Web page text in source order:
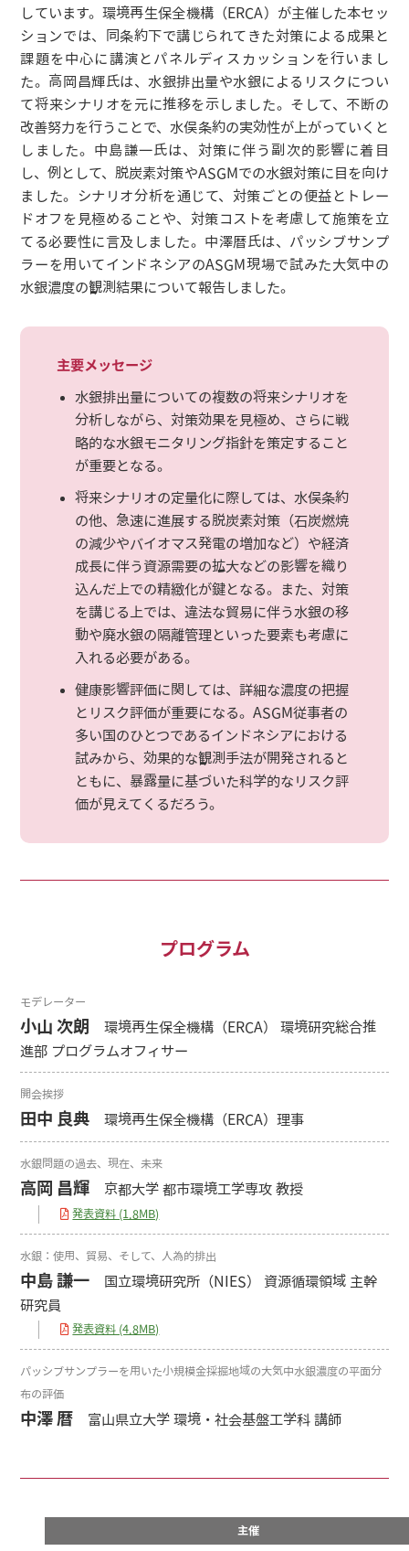
しています。環境再生保全機構（ERCA）が主催した本セッ
ションでは、同条約下で講じられてきた対策による成果と
課題を中心に講演とパネルディスカッションを行いまし
た。高岡昌輝氏は、水銀排出量や水銀によるリスクについ
て将来シナリオを元に推移を示しました。そして、不断の
改善努力を行うことで、水俣条約の実効性が上がっていくと
しました。中島謙一氏は、対策に伴う副次的影響に着目
し、例として、脱炭素対策やASGMでの水銀対策に目を向け
ました。シナリオ分析を通じて、対策ごとの便益とトレー
ドオフを見極めることや、対策コストを考慮して施策を立
てる必要性に言及しました。中澤暦氏は、パッシブサンプ
ラーを用いてインドネシアのASGM現場で試みた大気中の
水銀濃度の観測結果について報告しました。
主要メッセージ
水銀排出量についての複数の将来シナリオを
分析しながら、対策効果を見極め、さらに戦
略的な水銀モニタリング指針を策定すること
が重要となる。
将来シナリオの定量化に際しては、水俣条約
の他、急速に進展する脱炭素対策（石炭燃焼
の減少やバイオマス発電の増加など）や経済
成長に伴う資源需要の拡大などの影響を織り
込んだ上での精緻化が鍵となる。また、対策
を講じる上では、違法な貿易に伴う水銀の移
動や廃水銀の隔離管理といった要素も考慮に
入れる必要がある。
健康影響評価に関しては、詳細な濃度の把握
とリスク評価が重要になる。ASGM従事者の
多い国のひとつであるインドネシアにおける
試みから、効果的な観測手法が開発されると
ともに、暴露量に基づいた科学的なリスク評
価が見えてくるだろう。
プログラム
モデレーター
小山 次朗
環境再生保全機構（ERCA） 環境研究総合推
進部 プログラムオフィサー
開会挨拶
田中 良典 環境再生保全機構（ERCA）理事
水銀問題の過去、現在、未来
高岡 昌輝 京都大学 都市環境工学専攻 教授
発表資料 (1.8MB)
水銀：使用、貿易、そして、人為的排出
中島 謙一 国立環境研究所（NIES） 資源循環領域 主幹
研究員
発表資料 (4.8MB)
パッシブサンプラーを用いた小規模金採掘地域の大気中水銀濃度の平面分
布の評価
中澤 暦 富山県立大学 環境・社会基盤工学科 講師
主催